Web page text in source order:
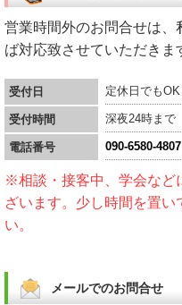
営業時間外のお問合せは
ば対応致させていただきま
受付日 定休日でも
受付時間 深夜24時ま
電話番号 090-6580-4807
※相談・接客中、学会など
ざいます。少し時間を置い
い。
メールでのお問合せ